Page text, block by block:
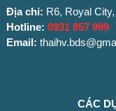
Địa chỉ: R6, Royal
Hotline: 0931 857 999
Email:
CÁC